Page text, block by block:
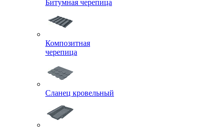
Битумная черепица
Композитная
черепица
Сланец кровельный